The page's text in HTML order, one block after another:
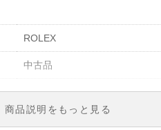
ROLEX
中古品
商品説明をもっと見る